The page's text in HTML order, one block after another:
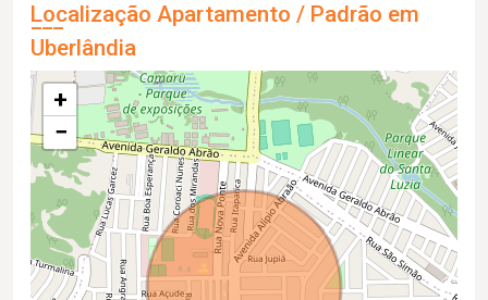
Localização Apartamento / Padrão em
Uberlândia
+
−